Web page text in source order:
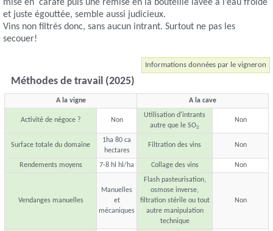
mise en carafe puis une remise en la bouteille lavée à l’eau froide
et juste égouttée, semble aussi judicieux.
Vins non filtrés donc, sans aucun intrant. Surtout ne pas les
secouer!
Informations données par le vigneron
Méthodes de travail (2025)
A la vigne A la cave
Activité de négoce ? Non
Utilisation d'intrants
autre que le SO2
Non
Surface totale du domaine
1ha 80 ca
hectares
Filtration des vins Non
Rendements moyens 7-8 hl hl/ha Collage des vins Non
Vendanges manuelles
Manuelles
et
mécaniques
Flash pasteurisation,
osmose inverse,
filtration stérile ou tout
autre manipulation
technique
Non